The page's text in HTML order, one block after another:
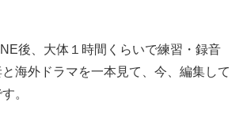
後、大体１時間くらいで練習・録音
海外ドラマを一本見て、今、編集して
。